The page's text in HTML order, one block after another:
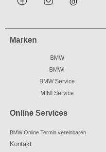
Marken
BMW
BMWi
BMW Service
MINI Service
Online Services
BMW Online Termin vereinbaren
Kontakt